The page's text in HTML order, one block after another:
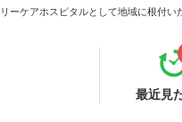
ーケアホスピタルとして地域に根付
最近見